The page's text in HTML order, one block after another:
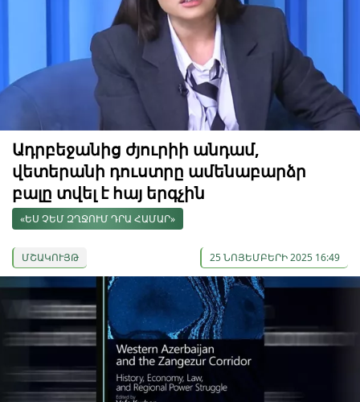
Ադրբեջանից ժյուրիի անդամ,
վետերանի դուստրը ամենաբարձր
բալը տվել է հայ երգչին
«ԵՍ ՉԵՄ ԶՂՋՈՒՄ ԴՐԱ ՀԱՄԱՐ»
ՄՇԱԿՈՒՅԹ 25 ՆՈՅԵՄԲԵՐԻ 2025 16:49